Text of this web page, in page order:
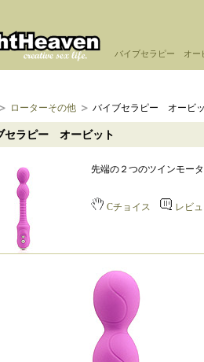
バイブセラピー オー
ローターその他 バイブセラピー オービ
セラピー オービット
先端の２つのツインモー
Cチョイス レビュ